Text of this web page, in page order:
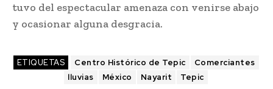
tuvo del espectacular amenaza con venirse abajo
y ocasionar alguna desgracia.
ETIQUETAS Centro Histórico de Tepic
Comerciantes
lluvias
México Nayarit Tepic